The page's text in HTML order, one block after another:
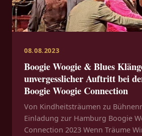
08.08.2023
Boogie Woogie & Blues
unvergesslicher Auftritt bei
Boogie Woogie Connection
Von Kindheitsträumen zu
Einladung zur Hamburg Boogie
Connection 2023 Wenn Träume